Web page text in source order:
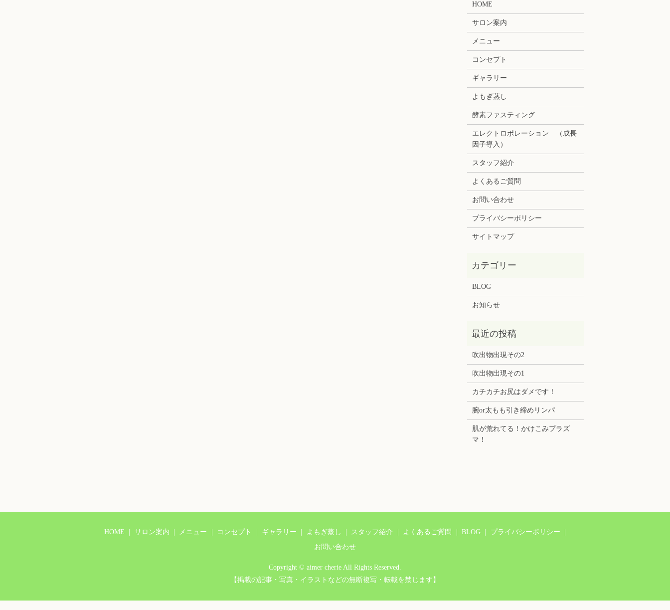
HOME
サロン案内
メニュー
コンセプト
ギャラリー
よもぎ蒸し
酵素ファスティング
エレクトロポレーション （成長
因子導入）
スタッフ紹介
よくあるご質問
お問い合わせ
プライバシーポリシー
サイトマップ
BLOG
お知らせ
吹出物出現その2
吹出物出現その1
カチカチお尻はダメです！
腕or太もも引き締めリンパ
肌が荒れてる！かけこみプラズ
マ！
HOME サロン案内 メニュー コンセプト ギャラリー よもぎ蒸し スタッフ紹介 よくあるご質問 BLOG
プライバシーポリシー
お問い合わせ
Copyright © aimer cherie All Rights Reserved.
【掲載の記事・写真・イラストなどの無断複写・転載を禁じます】